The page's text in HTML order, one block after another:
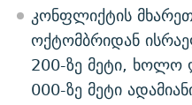
კონფლიქტის
ოქტომბრიდან
200-ზე მეტი, ხოლო
000-ზე მეტი